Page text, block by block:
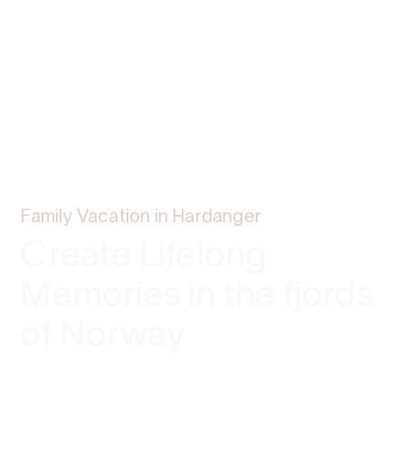
Family Vacation in Hardanger